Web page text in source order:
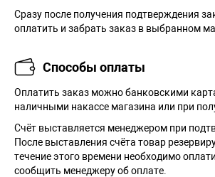
Сразу после получения подтверждения
оплатить и забрать заказ в выбранном
Способы оплаты
Оплатить заказ можно банковскими
наличными накассе магазина или при
Cчёт выставляется менеджером при
После выставления счёта товар
течение этого времени необходимо
сообщить менеджеру об оплате.